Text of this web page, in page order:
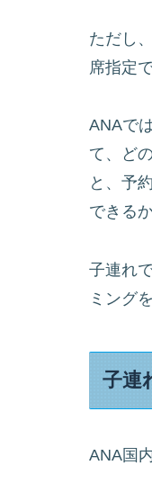
ただし
席指定
ANAで
て、ど
と、予
できる
子連れ
ミング
子連
ANA国